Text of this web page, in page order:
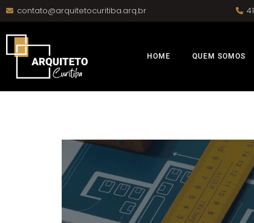
contato@arquitetocuritiba.arq.br
HOME QUEM SOMOS